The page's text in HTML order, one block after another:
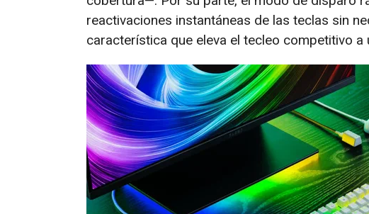
reactivaciones instantáneas de las teclas sin
característica que eleva el tecleo competitivo a